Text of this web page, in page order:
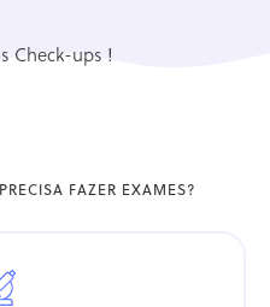
Check-ups !
FAZER EXAMES?